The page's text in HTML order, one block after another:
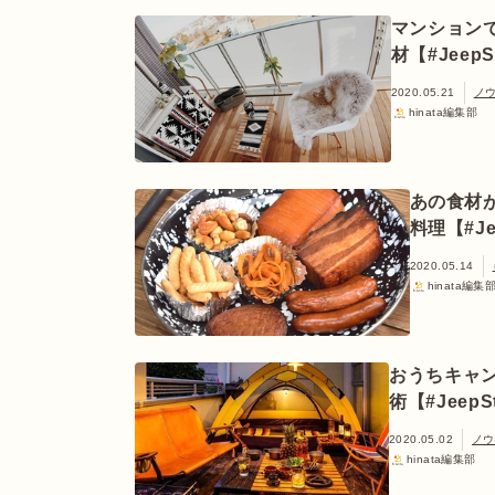
マンション
材【
2020.05.21
ノ
hinata編集部
あの食材
料理【
2020.05.14
hinata編集
おうちキャ
術【
2020.05.02
ノ
hinata編集部